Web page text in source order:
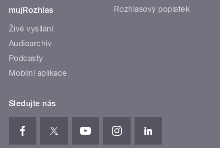
mujRozhlas
Živé vysílání
Audioarchiv
Podcasty
Mobilní aplikace
Rozhlasový poplatek
Sledujte nás